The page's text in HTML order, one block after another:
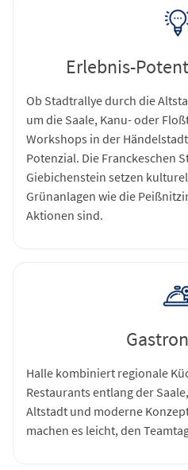
Erlebnis-
Ob Stadtrallye durch die
um die Saale, Kanu- oder
Workshops in der
Potenzial. Die Franckeschen
Giebichenstein setzen
Grünanlagen wie die
Aktionen sind.
Halle kombiniert regionale
Restaurants entlang der
Altstadt und moderne
machen es leicht, den